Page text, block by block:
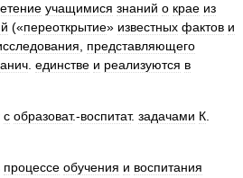
учащимися знаний о крае из
(«переоткрытие» известных фактов и
представляющего
единстве и реализуются в
с образоват.-воспитат. задачами К
процессе обучения и воспитания